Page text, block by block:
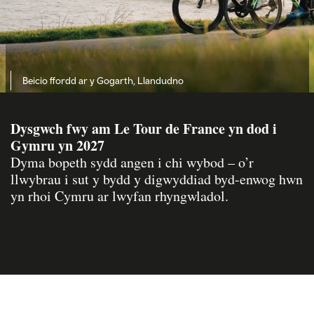
Beicio ffordd ar y Gogarth, Llandudno
Dysgwch fwy am Le Tour de France yn dod i
Gymru yn 2027
Dyma bopeth sydd angen i chi wybod – o’r
llwybrau i sut y bydd y digwyddiad byd-enwog hwn
yn rhoi Cymru ar lwyfan rhyngwladol.